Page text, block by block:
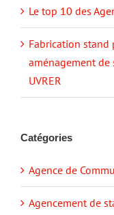
Le top 10 des
Fabrication
aménagement de
UVRER
Catégories
Agence de
Agencement de